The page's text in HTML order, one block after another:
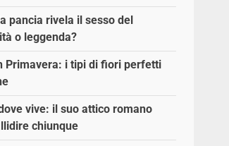
pancia rivela il sesso del
o leggenda?
Primavera: i tipi di fiori perfetti
vive: il suo attico romano
chiunque